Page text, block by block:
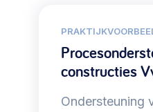
constructies
Ondersteuning